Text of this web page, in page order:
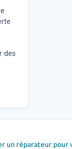
des
un réparateur pour